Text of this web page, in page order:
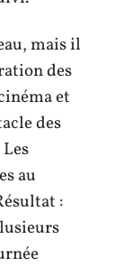
mais il
des
et
des
au
: